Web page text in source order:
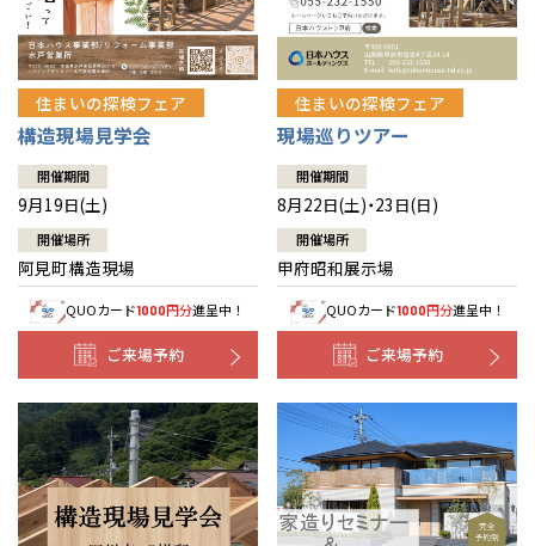
住まいの探検フェア
構造現場見学会
開催期間
9月19日(土)
開催場所
阿見町構造現場
QUOカード1000円分進呈中！
ご来場予約
住まいの探検フェア
現場巡りツアー
開催期間
8月22日(土)・23日(日)
開催場所
甲府昭和展示場
QUOカード1000円分進呈中！
ご来場予約